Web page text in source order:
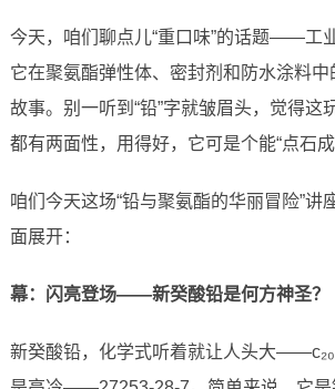
今天，咱们聊点儿“重口味”的话题——工
它在聚氨酯弹性体、密封剂和防水涂料
故事。别一听到“铅”字就皱眉头，觉得这
都有两面性，用得好，它可是个能“点石成
咱们今天这场“铅与聚氨酯的华丽冒险”讲
面展开：
幕：闪亮登场——新癸酸铅是何方神圣？
新癸酸铅，化学式听着就让人头大